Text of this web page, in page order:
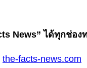
News” ได้ทุกช่อง
the-facts-news.com